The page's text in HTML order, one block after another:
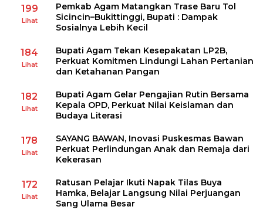
199
Lihat
Pemkab Agam Matangkan Trase Baru Tol
Sicincin–Bukittinggi, Bupati : Dampak
Sosialnya Lebih Kecil
184
Lihat
Bupati Agam Tekan Kesepakatan LP2B,
Perkuat Komitmen Lindungi Lahan Pertanian
dan Ketahanan Pangan
182
Lihat
Bupati Agam Gelar Pengajian Rutin Bersama
Kepala OPD, Perkuat Nilai Keislaman dan
Budaya Literasi
178
Lihat
SAYANG BAWAN, Inovasi Puskesmas Bawan
Perkuat Perlindungan Anak dan Remaja dari
Kekerasan
172
Lihat
Ratusan Pelajar Ikuti Napak Tilas Buya
Hamka, Belajar Langsung Nilai Perjuangan
Sang Ulama Besar